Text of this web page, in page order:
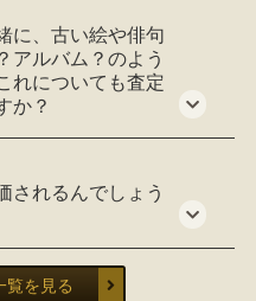
に、古い絵や俳句
アルバム？のよう
れについても査定
か？
されるんでしょう
覧を見る